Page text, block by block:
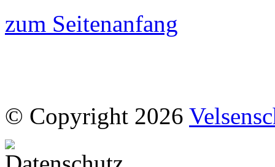
zum Seitenanfang
© Copyright 2026